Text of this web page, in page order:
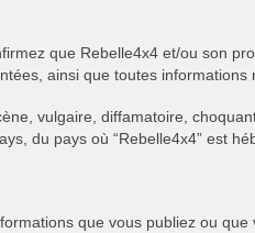
que Rebelle4x4 et/ou son
ainsi que toutes informations
vulgaire, diffamatoire,
du pays où “Rebelle4x4” est
que vous publiez ou que